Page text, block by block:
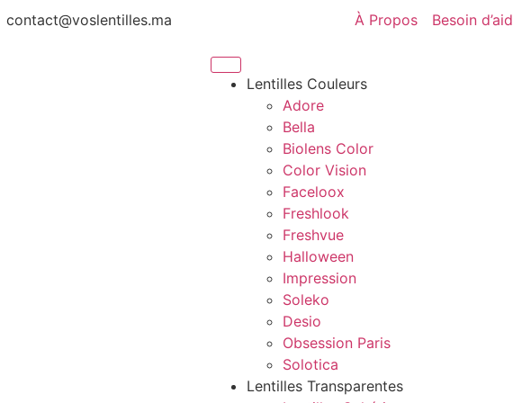
contact@voslentilles.ma À Propos Besoin
Lentilles Couleurs
Adore
Bella
Biolens Color
Color Vision
Faceloox
Freshlook
Freshvue
Halloween
Impression
Soleko
Desio
Obsession Paris
Solotica
Lentilles Transparentes